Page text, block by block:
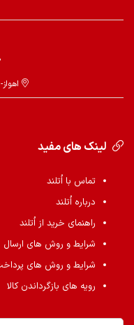
لینک های مفید
تماس با اُتلند
درباره اُتلند
راهنمای خرید از اُتلند
شرایط و روش های ارسال
شرایط و روش های
رویه های بازگرداندن کالا